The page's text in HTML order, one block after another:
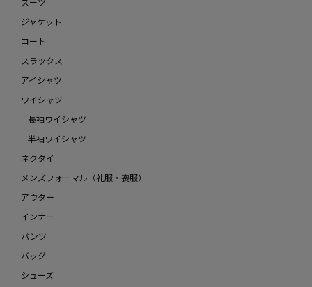
ジャケット
コート
スラックス
アイシャツ
ワイシャツ
長袖ワイシャツ
半袖ワイシャツ
ネクタイ
メンズフォーマル（礼服・喪服）
アウター
インナー
パンツ
バッグ
シューズ